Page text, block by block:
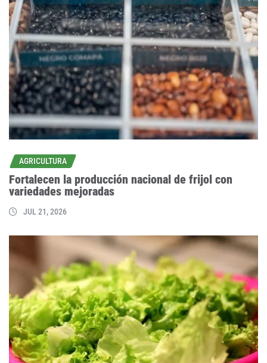
AGRICULTURA
Fortalecen la producción nacional de frijol con
variedades mejoradas
JUL 21, 2026